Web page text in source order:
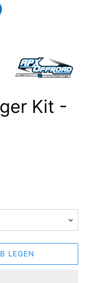
Kit -
LEGEN